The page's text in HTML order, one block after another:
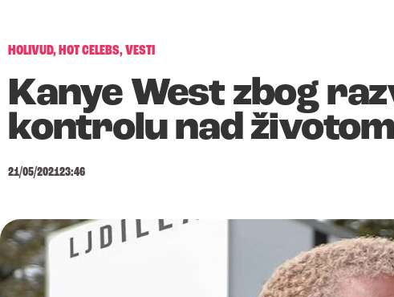
HOLIVUD,HOT CELEBS,VESTI
Kanye West zbog
kontrolu nad životom
21/05/202123:46